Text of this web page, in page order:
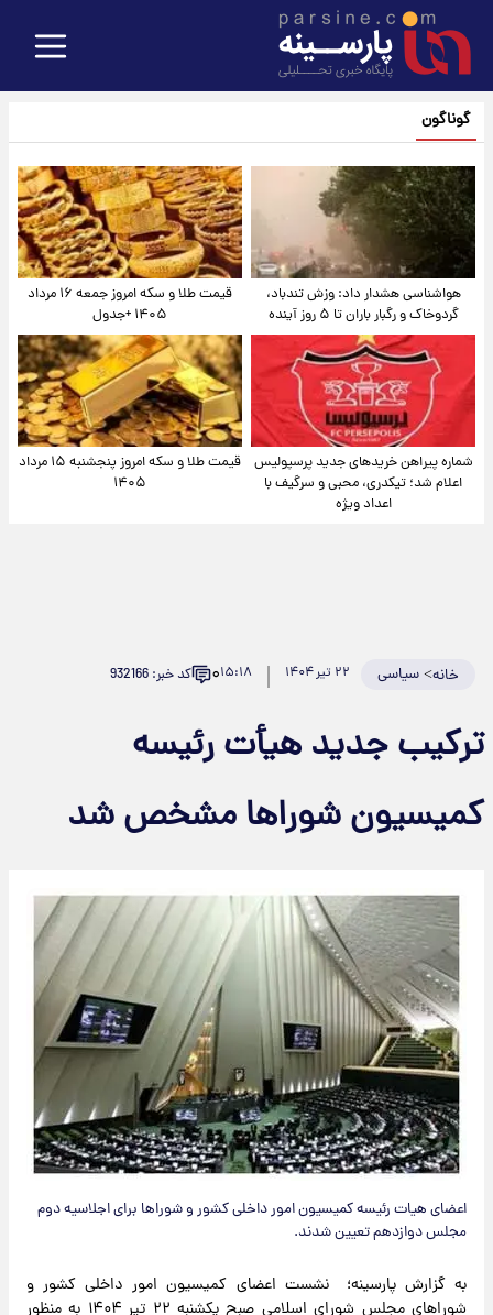
گوناگون
هواشناسی هشدار داد: وزش تندباد،
گردوخاک و رگبار باران تا ۵ روز آینده
قیمت طلا و سکه امروز جمعه ۱۶ مرداد
۱۴۰۵ +جدول
شماره پیراهن خریدهای جدید پرسپولیس
اعلام شد؛ تیکدری، محبی و سرگیف با
اعداد ویژه
قیمت طلا و سکه امروز پنجشنبه ۱۵ مرداد
۱۴۰۵
خانه>سیاسی ۲۲ تیر ۱۴۰۴ ۱۵:۱۸۰ کد خبر: 932166
ترکیب جدید هیأت رئیسه
کمیسیون شوراها مشخص شد
اعضای هیات رئیسه کمیسیون امور داخلی کشور و شوراها برای اجلاسیه دوم
مجلس دوازدهم تعیین شدند.
به گزارش پارسینه؛ نشست اعضای کمیسیون امور داخلی کشور و
شوراهای مجلس شورای اسلامی صبح یکشنبه ۲۲ تیر ۱۴۰۴ به منظور